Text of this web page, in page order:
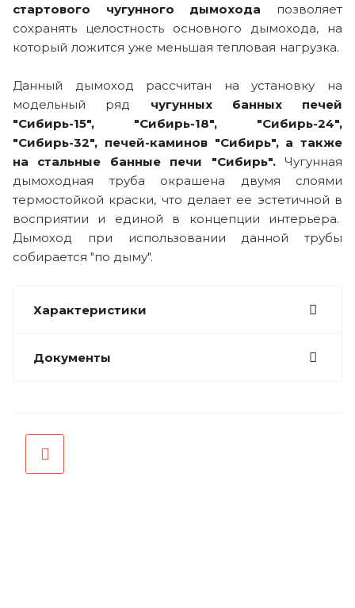
стартового чугунного дымохода позволяет
сохранять целостность основного дымохода, на
который ложится уже меньшая тепловая нагрузка.
Данный дымоход рассчитан на установку на
модельный ряд чугунных банных печей
"Сибирь-15", "Сибирь-18", "Сибирь-24",
"Сибирь-32", печей-каминов "Сибирь", а также
на стальные банные печи "Сибирь". Чугунная
дымоходная труба окрашена двумя слоями
термостойкой краски, что делает ее эстетичной в
восприятии и единой в концепции интерьера.
Дымоход при использовании данной трубы
собирается "по дыму".
Характеристики
Документы